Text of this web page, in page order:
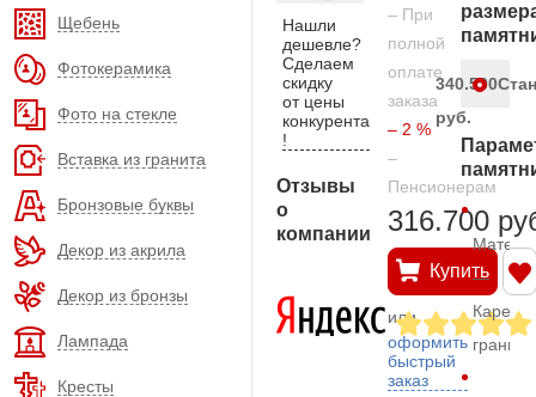
Щебень
Фотокерамика
Фото на стекле
Вставка из гранита
Бронзовые буквы
Декор из акрила
Декор из бронзы
Лампада
Кресты
Нашли
дешевле?
Сделаем
скидку
от цены
конкурента
!
Отзывы
о
компании
– При
полной
оплате
заказа
– 2 %
–
Пенсионерам
316.700
Купить
или
оформить
быстрый
заказ
340.500
руб.
—
гранит